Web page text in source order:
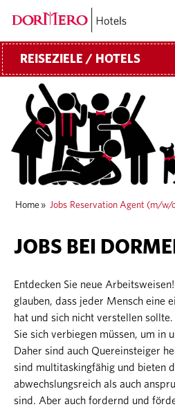
REISEZIELE / HOTELS
Home » Jobs Reservation Agent (m/w/
JOBS BEI
Entdecken Sie neue
glauben, dass jeder Mensch eine
hat und sich nicht verstellen
Sie sich verbiegen müssen, um in
Daher sind auch Quereinsteiger
sind multitaskingfähig und bieten
abwechslungsreich als auch
sind. Aber auch fordernd und